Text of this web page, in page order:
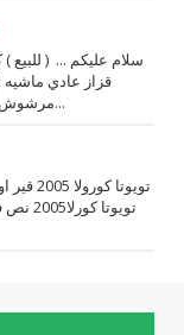
مرشوش كامل المحركات علي الشرط الداخ...